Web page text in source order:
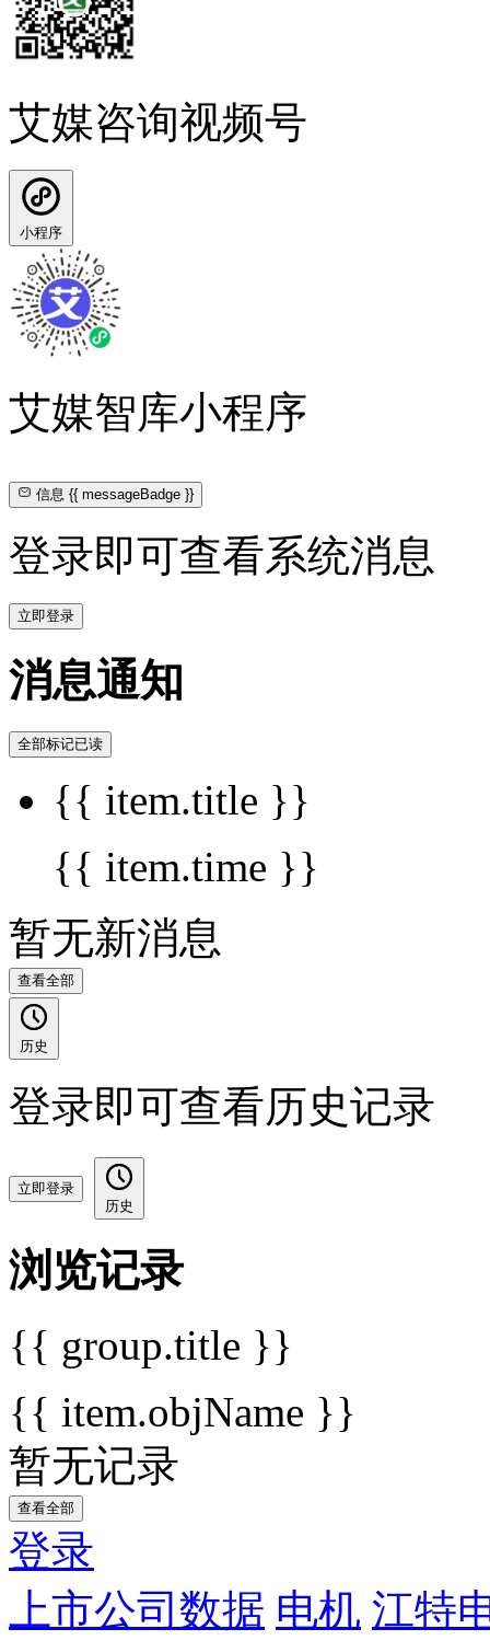
艾媒咨询视频号
小程序
艾媒智库小程序
信息{{ messageBadge }}
登录即可查看系统消息
立即登录
消息通知
全部标记已读
{{ item.title }}
{{ item.time }}
暂无新消息
查看全部
历史
登录即可查看历史记录
立即登录
历史
浏览记录
{{ group.title }}
{{ item.objName }}
暂无记录
查看全部
登录
上市公司数据 电机 江特